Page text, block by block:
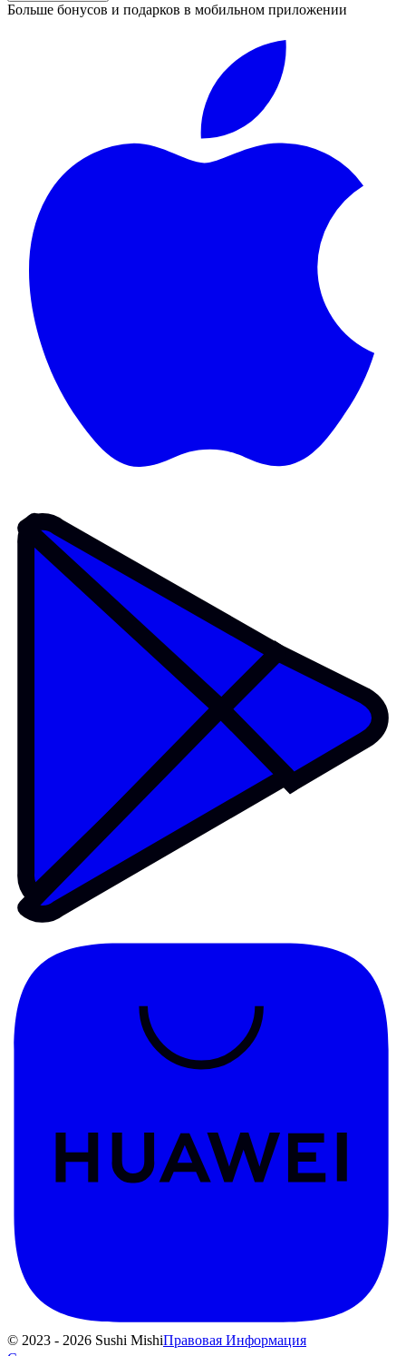
Больше бонусов и подарков в мобильном приложении
© 2023 - 2026 Sushi MishiПравовая Информация